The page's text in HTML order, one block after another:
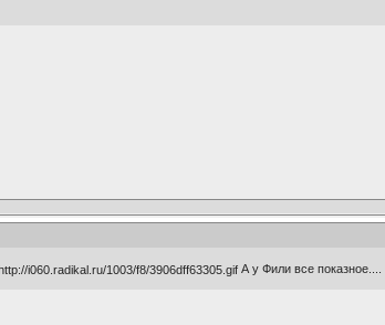
А у Фили все показное....